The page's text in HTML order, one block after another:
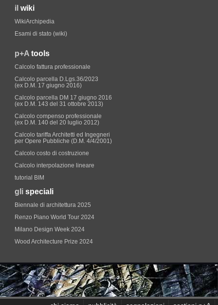
il wiki
WikiArchipedia
Esami di stato (wiki)
p+A tools
Calcolo fattura professionale
Calcolo parcella D.Lgs.36/2023
(ex D.M. 17 giugno 2016)
Calcolo parcella DM 17 giugno 2016
(ex D.M. 143 del 31 ottobre 2013)
Calcolo compenso professionale
(ex D.M. 140 del 20 luglio 2012)
Calcolo tariffa Architetti ed Ingegneri
per Opere Pubbliche (D.M. 4/4/2001)
Calcolo costo di costruzione
Calcolo interpolazione lineare
tutorial BIM
gli speciali
Biennale di architettura 2025
Renzo Piano World Tour 2024
Milano Design Week 2024
Wood Architecture Prize 2024